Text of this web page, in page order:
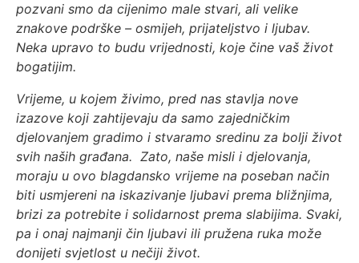
pozvani smo da cijenimo male stvari, ali velike
znakove podrške – osmijeh, prijateljstvo i ljubav.
Neka upravo to budu vrijednosti, koje čine vaš život
bogatijim.
Vrijeme, u kojem živimo, pred nas stavlja nove
izazove koji zahtijevaju da samo zajedničkim
djelovanjem gradimo i stvaramo sredinu za bolji život
svih naših građana. Zato, naše misli i djelovanja,
moraju u ovo blagdansko vrijeme na poseban način
biti usmjereni na iskazivanje ljubavi prema bližnjima,
brizi za potrebite i solidarnost prema slabijima. Svaki,
pa i onaj najmanji čin ljubavi ili pružena ruka može
donijeti svjetlost u nečiji život.